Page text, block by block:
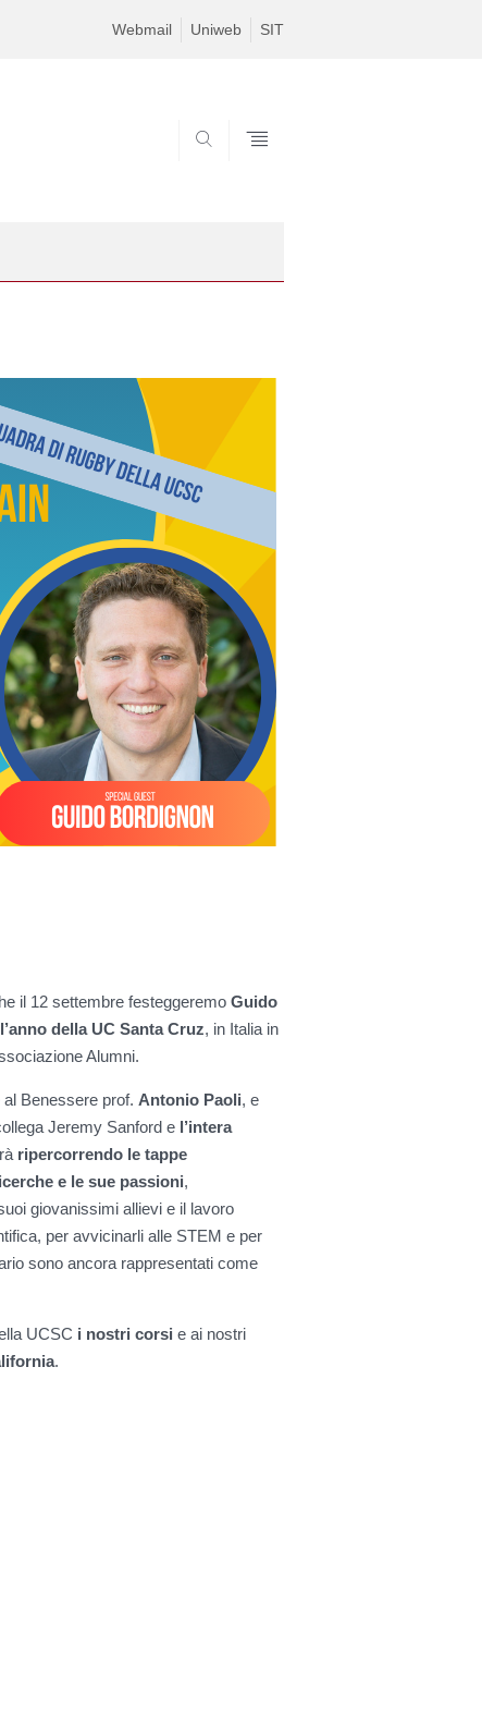
Webmail Uniweb SIT
il 12 settembre festeggeremo Guido
della UC Santa Cruz, in Italia in
Alumni.
Benessere prof. Antonio Paoli, e
Jeremy Sanford e l’intera
ripercorrendo le tappe
e le sue passioni,
giovanissimi allievi e il lavoro
per avvicinarli alle STEM e per
sono ancora rappresentati come
UCSC i nostri corsi e ai nostri
.